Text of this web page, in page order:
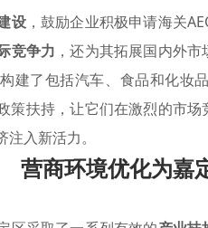
设，鼓励企业积极申请海关
竞争力 ，还为其拓展国内外
建了包括汽车、食品和化妆
策扶持，让它们在激烈的市
入新活力。
营商环境优化为嘉